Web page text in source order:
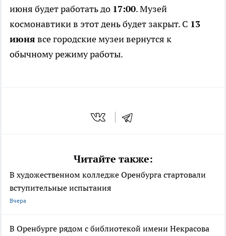
июня будет работать до 17:00. Музей
космонавтики в этот день будет закрыт. С 13
июня все городские музеи вернутся к
обычному режиму работы.
Читайте также:
В художественном колледже Оренбурга стартовали
вступительные испытания
Вчера
В Оренбурге рядом с библиотекой имени Некрасова